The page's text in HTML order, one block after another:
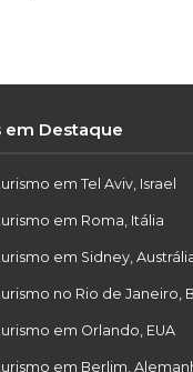
em Destaque
em Tel Aviv, Israel
em Roma, Itália
em Sidney,
no Rio de Janeiro,
em Orlando, EUA
em Berlim,